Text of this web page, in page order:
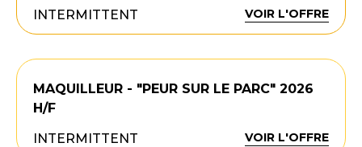
INTERMITTENT VOIR L'OFFRE
MAQUILLEUR - "PEUR SUR LE PARC" 2026
H/F
INTERMITTENT
VOIR L'OFFRE